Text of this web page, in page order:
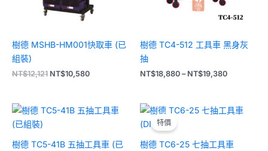
樹德 MSHB-HM001快取車 (已
組裝)
NT$12,121 NT$10,580
樹德 TC4-512 工具車 黑身灰
抽
NT$18,880 – NT$19,380
樹德 TC5-41B 五抽工具車 (已
特價
樹德 TC6-25 七抽工具車
原
始
NT$15,800。
目
前
NT$15,300